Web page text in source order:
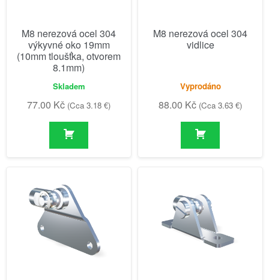
M8 nerezová ocel 304
výkyvné oko 19mm
(10mm tloušťka, otvorem
8.1mm)
Skladem
77.00 Kč (Cca 3.18 €)
M8 nerezová ocel 304
vidlice
Vyprodáno
88.00 Kč (Cca 3.63 €)